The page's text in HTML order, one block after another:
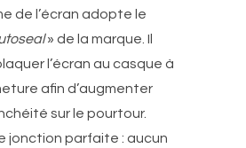
de l’écran adopte le
» de la marque. Il
l’écran au casque à
afin d’augmenter
sur le pourtour.
jonction parfaite : aucun